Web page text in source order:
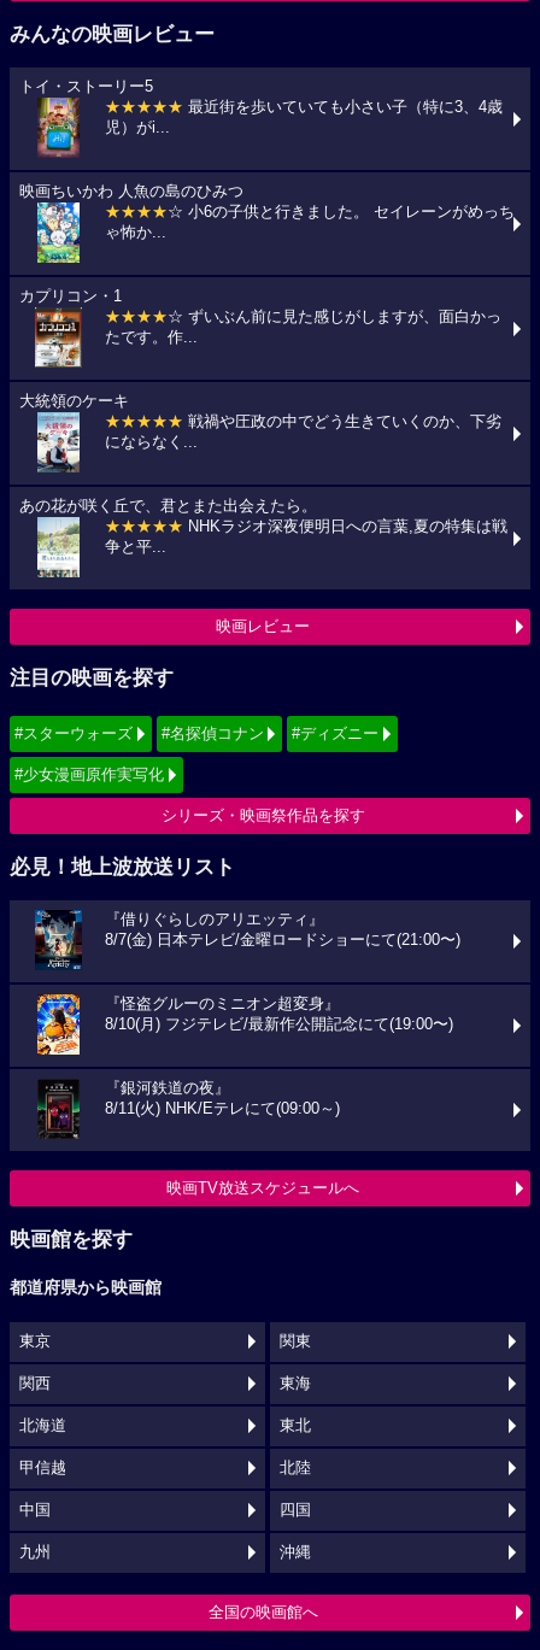
みんなの映画レビュー
トイ・ストーリー5
★★★★★ 最近街を歩いていても小さい子（特に3、4歳
児）がi...
映画ちいかわ 人魚の島のひみつ
★★★★☆ 小6の子供と行きました。 セイレーンがめっち
ゃ怖か...
カプリコン・1
★★★★☆ ずいぶん前に見た感じがしますが、面白かっ
たです。作...
大統領のケーキ
★★★★★ 戦禍や圧政の中でどう生きていくのか、下劣
にならなく...
あの花が咲く丘で、君とまた出会えたら。
★★★★★ NHKラジオ深夜便明日への言葉,夏の特集は戦
争と平...
映画レビュー
注目の映画を探す
#スターウォーズ #名探偵コナン #ディズニー
#少女漫画原作実写化
シリーズ・映画祭作品を探す
必見！地上波放送リスト
『借りぐらしのアリエッティ』
8/7(金) 日本テレビ/金曜ロードショーにて(21:00〜)
『怪盗グルーのミニオン超変身』
8/10(月) フジテレビ/最新作公開記念にて(19:00〜)
『銀河鉄道の夜』
8/11(火) NHK/Eテレにて(09:00～)
映画TV放送スケジュールへ
映画館を探す
都道府県から映画館
東京 関東
関西 東海
北海道 東北
甲信越 北陸
中国 四国
九州 沖縄
全国の映画館へ